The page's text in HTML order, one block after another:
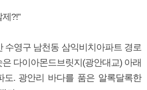
?!”
수영구 남천동 삼익비치아파트 경로
다이아몬드브릿지(광안대교) 아래
도. 광안리 바다를 품은 알록달록한